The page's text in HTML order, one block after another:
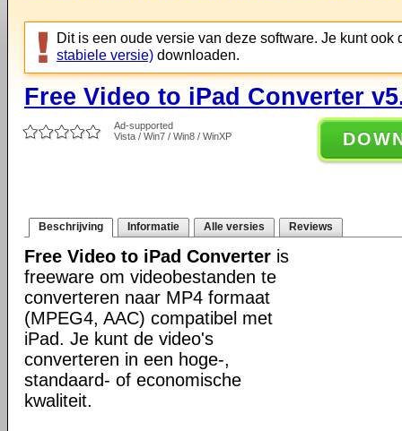
Dit is een oude versie van deze software. Je kunt ook
stabiele versie) downloaden.
Free Video to iPad Converter
Ad-supported
Vista / Win7 / Win8 / WinXP
Beschrijving Informatie Alle versies Reviews
Free Video to iPad Converter is
freeware om videobestanden te
converteren naar MP4 formaat
(MPEG4, AAC) compatibel met
iPad. Je kunt de video's
converteren in een hoge-,
standaard- of economische
kwaliteit.